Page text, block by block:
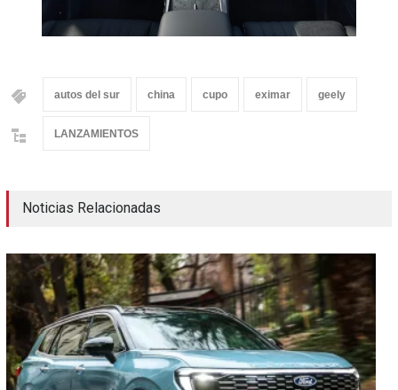
autos del sur china cupo eximar geely
LANZAMIENTOS
Noticias Relacionadas